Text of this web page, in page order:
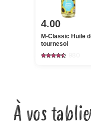
4.00
M-Classic Huile
tournesol
À vos